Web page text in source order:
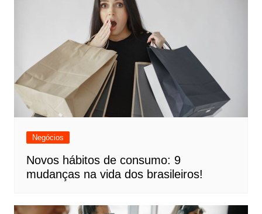
Negócios
Novos hábitos de consumo: 9
mudanças na vida dos brasileiros!